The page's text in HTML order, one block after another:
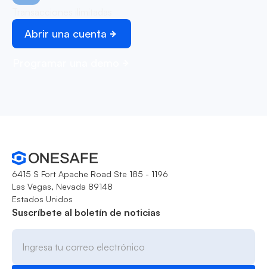
Abrir una cuenta
6415 S Fort Apache Road Ste 185 - 1196
Las Vegas, Nevada 89148
Estados Unidos
Suscríbete al boletín de noticias